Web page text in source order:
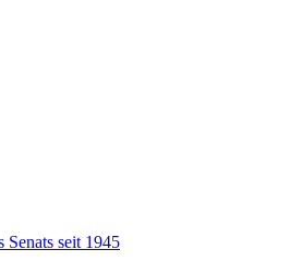
Senats seit 1945